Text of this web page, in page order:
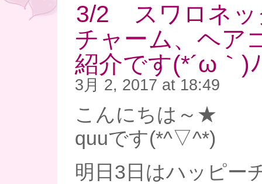
3/2 スワロネッ
チャーム、ヘア
紹介です(*´ω｀)ﾉ
3月 2, 2017 at 18:49
こんにちは～★
quuです(*^▽^*)
明日3日はハッピー